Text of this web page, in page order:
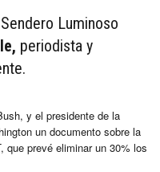
Luminoso
periodista y
y el presidente de la
un documento sobre la
que prevé eliminar un 30% los